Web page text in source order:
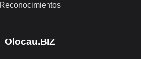
Reconocimientos
Olocau.BIZ